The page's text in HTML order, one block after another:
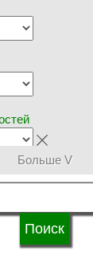
Больше V